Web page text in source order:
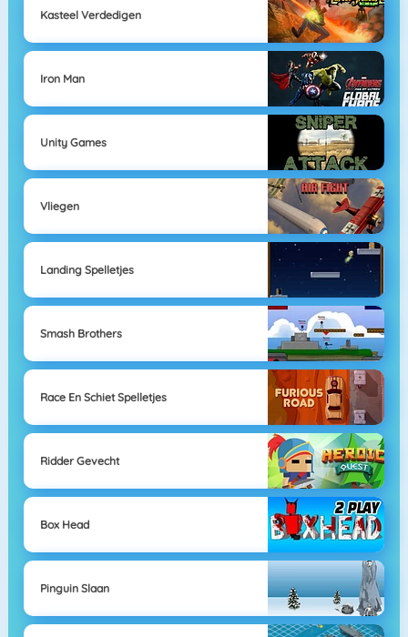
Kasteel Verdedigen
Iron Man
Unity Games
Vliegen
Landing Spelletjes
Smash Brothers
Race En Schiet Spelletjes
Ridder Gevecht
Box Head
Pinguin Slaan